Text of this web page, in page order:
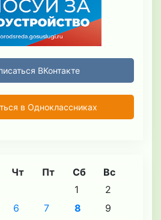
ВКонтакте
в Одноклассниках
Чт Пт Сб Вс
1
2
6 7 8
9